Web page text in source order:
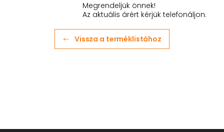
Megrendeljük önnek!
Az aktuális árért kérjük telefonáljon.
Vissza a terméklistához